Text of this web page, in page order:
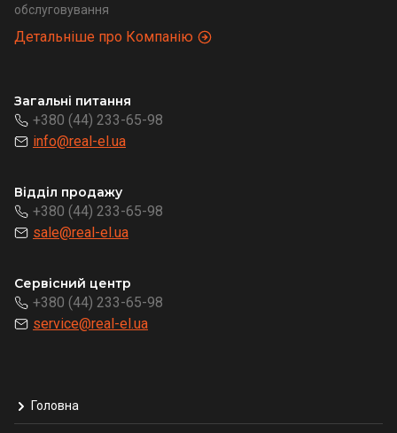
обслуговування
Детальніше про Компанію
Загальні питання
+380 (44) 233-65-98
info@real-el.ua
Відділ продажу
+380 (44) 233-65-98
sale@real-el.ua
Сервісний центр
+380 (44) 233-65-98
service@real-el.ua
Головна